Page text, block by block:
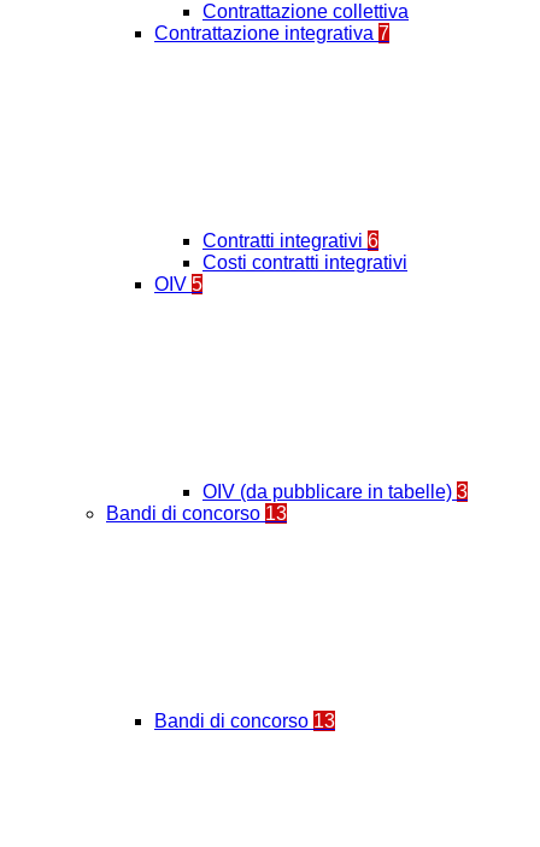
Contrattazione collettiva
Contrattazione integrativa 7
Contratti integrativi 6
Costi contratti integrativi
OIV 5
OIV (da pubblicare in tabelle) 3
Bandi di concorso 13
Bandi di concorso 13